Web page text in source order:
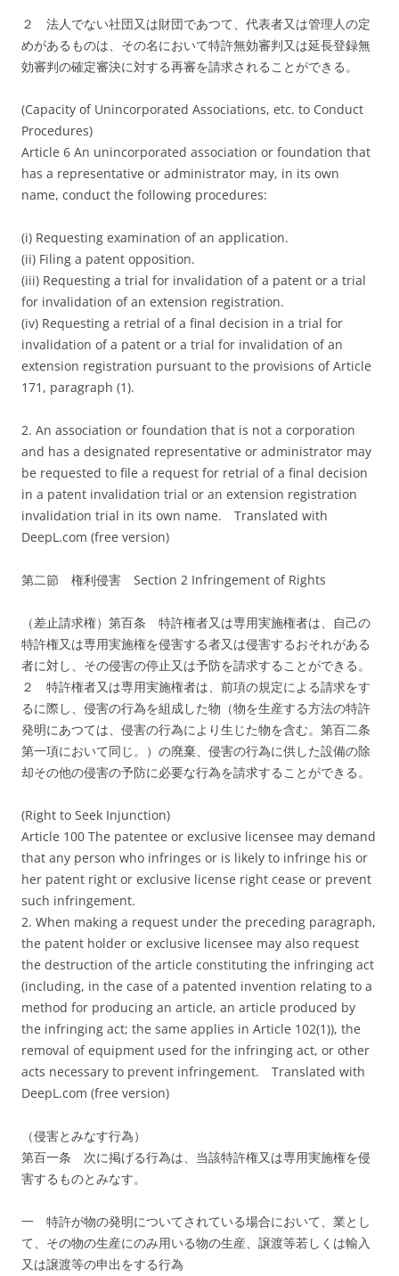
２ 法人でない社団又は財団であつて、代表者又は管理人の定
めがあるものは、その名において特許無効審判又は延長登録無
効審判の確定審決に対する再審を請求されることができる。
(Capacity of Unincorporated Associations, etc. to Conduct
Procedures)
Article 6 An unincorporated association or foundation that
has a representative or administrator may, in its own
name, conduct the following procedures:
(i) Requesting examination of an application.
(ii) Filing a patent opposition.
(iii) Requesting a trial for invalidation of a patent or a trial
for invalidation of an extension registration.
(iv) Requesting a retrial of a final decision in a trial for
invalidation of a patent or a trial for invalidation of an
extension registration pursuant to the provisions of Article
171, paragraph (1).
2. An association or foundation that is not a corporation
and has a designated representative or administrator may
be requested to file a request for retrial of a final decision
in a patent invalidation trial or an extension registration
invalidation trial in its own name. Translated with
DeepL.com (free version)
第二節 権利侵害 Section 2 Infringement of Rights
（差止請求権）第百条 特許権者又は専用実施権者は、自己の
特許権又は専用実施権を侵害する者又は侵害するおそれがある
者に対し、その侵害の停止又は予防を請求することができる。
２ 特許権者又は専用実施権者は、前項の規定による請求をす
るに際し、侵害の行為を組成した物（物を生産する方法の特許
発明にあつては、侵害の行為により生じた物を含む。第百二条
第一項において同じ。）の廃棄、侵害の行為に供した設備の除
却その他の侵害の予防に必要な行為を請求することができる。
(Right to Seek Injunction)
Article 100 The patentee or exclusive licensee may demand
that any person who infringes or is likely to infringe his or
her patent right or exclusive license right cease or prevent
such infringement.
2. When making a request under the preceding paragraph,
the patent holder or exclusive licensee may also request
the destruction of the article constituting the infringing act
(including, in the case of a patented invention relating to a
method for producing an article, an article produced by
the infringing act; the same applies in Article 102(1)), the
removal of equipment used for the infringing act, or other
acts necessary to prevent infringement. Translated with
DeepL.com (free version)
（侵害とみなす行為）
第百一条 次に掲げる行為は、当該特許権又は専用実施権を侵
害するものとみなす。
一 特許が物の発明についてされている場合において、業とし
て、その物の生産にのみ用いる物の生産、譲渡等若しくは輸入
又は譲渡等の申出をする行為